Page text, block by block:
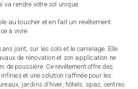
rendre votre sol unique.
au toucher et en fait un revêtement
à vivre.
joint, sur les sols et le carrelage. Elle
de rénovation et son application ne
de poussière. Ce revêtement offre des
et une solution raffinée pour les
jardins d’hiver, hôtels, spas, centres